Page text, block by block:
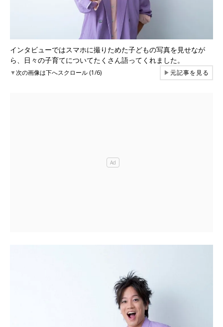
インタビューではスマホに撮りためた子どもの写真を見せなが
ら、日々の子育てについてたくさん語ってくれました。
▼次の画像は下へスクロール (1/6) ▶元記事を見る